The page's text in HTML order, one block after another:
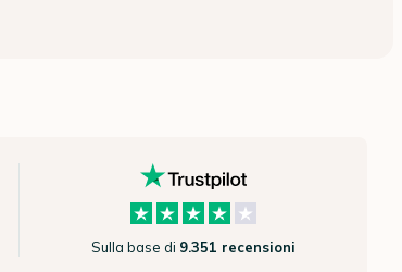
Sulla base di 9.351 recensioni